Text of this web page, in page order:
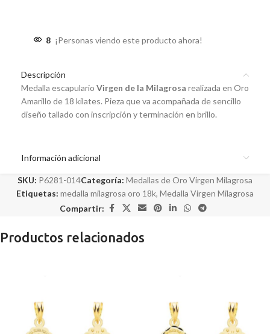
8 ¡Personas viendo este producto ahora!
Descripción
Medalla escapulario Virgen de la Milagrosa realizada en Oro
Amarillo de 18 kilates. Pieza que va acompañada de sencillo
diseño tallado con inscripción y terminación en brillo.
Información adicional
SKU: P6281-014Categoría: Medallas de Oro Virgen Milagrosa
Etiquetas: medalla milagrosa oro 18k, Medalla Virgen Milagrosa
Compartir:
Productos relacionados